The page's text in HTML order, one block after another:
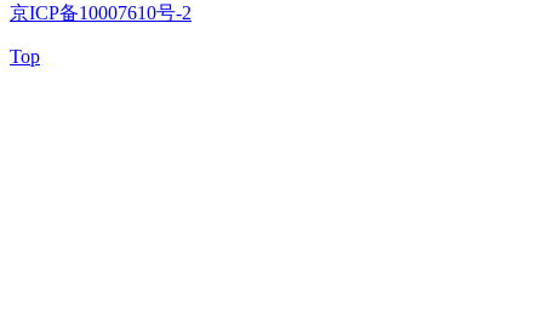
京ICP备10007610号-2
Top